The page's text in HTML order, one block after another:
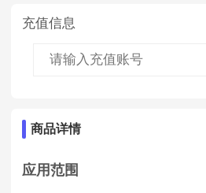
充值信息
商品详情
应用范围